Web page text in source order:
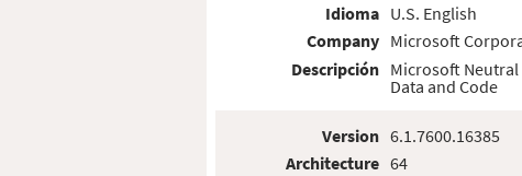
Idioma
Company
Descripción
U.S. English
Microsoft
Microsoft
Data and Code
Version
Architecture
6.1.7600.16385
64